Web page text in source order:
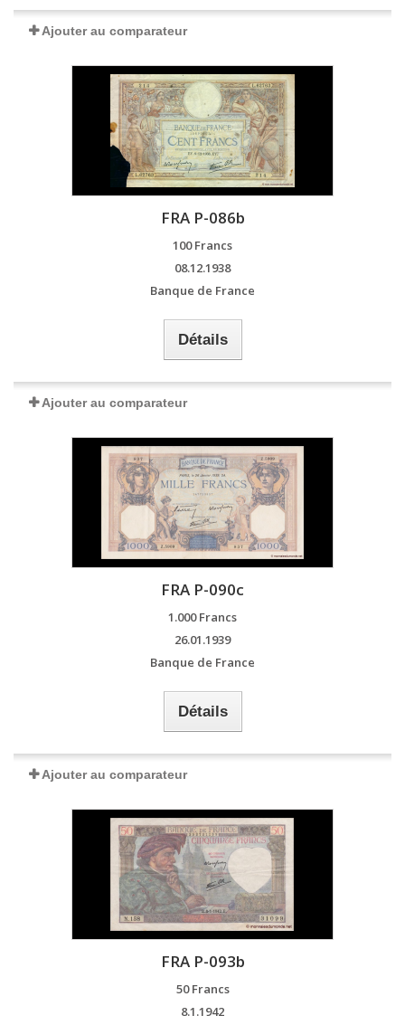
Ajouter au comparateur
FRA P-086b
100 Francs
08.12.1938
Banque de France
Détails
Ajouter au comparateur
FRA P-090c
1.000 Francs
26.01.1939
Banque de France
Détails
Ajouter au comparateur
FRA P-093b
50 Francs
8.1.1942